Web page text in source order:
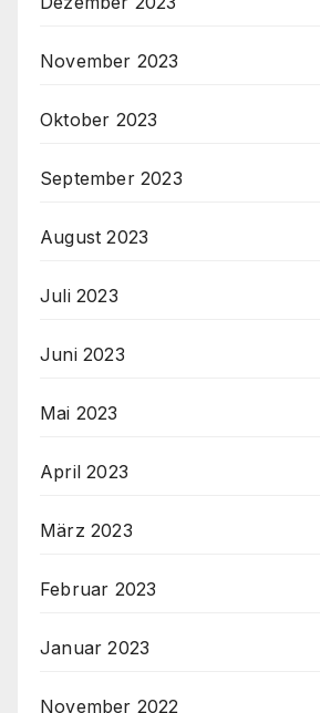
November 2023
Oktober 2023
September 2023
August 2023
Juli 2023
Juni 2023
Mai 2023
April 2023
März 2023
Februar 2023
Januar 2023
November 2022